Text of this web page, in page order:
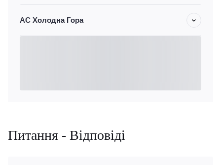
АС Холодна Гора
Питання - Відповіді